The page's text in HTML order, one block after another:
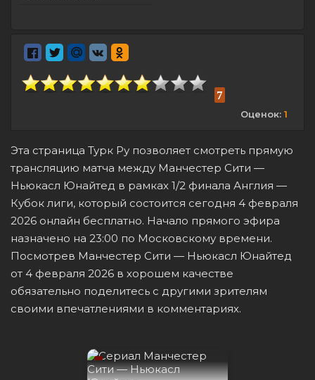
Эта страница Турк Ру позволяет смотреть прямую
трансляцию матча между Манчестер Сити —
Ньюкасл Юнайтед в рамках 1/2 финала Англия —
Кубок лиги, который состоится сегодня 4 февраля
2026 онлайн бесплатно. Начало прямого эфира
назначено на 23:00 по Московскому времени.
Посмотрев Манчестер Сити — Ньюкасл Юнайтед
от 4 февраля 2026 в хорошем качестве
обязательно поделитесь с другими зрителям
своими впечатлениями в комментариях.
7
Оценок: 1